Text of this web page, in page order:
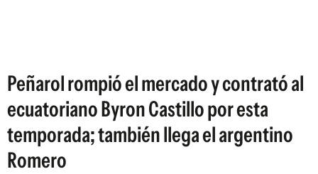
Peñarol rompió el mercado y contrató al
ecuatoriano Byron Castillo por esta
temporada; también llega el argentino
Romero